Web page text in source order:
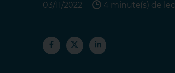
03/11/2022 4 minute(s) de